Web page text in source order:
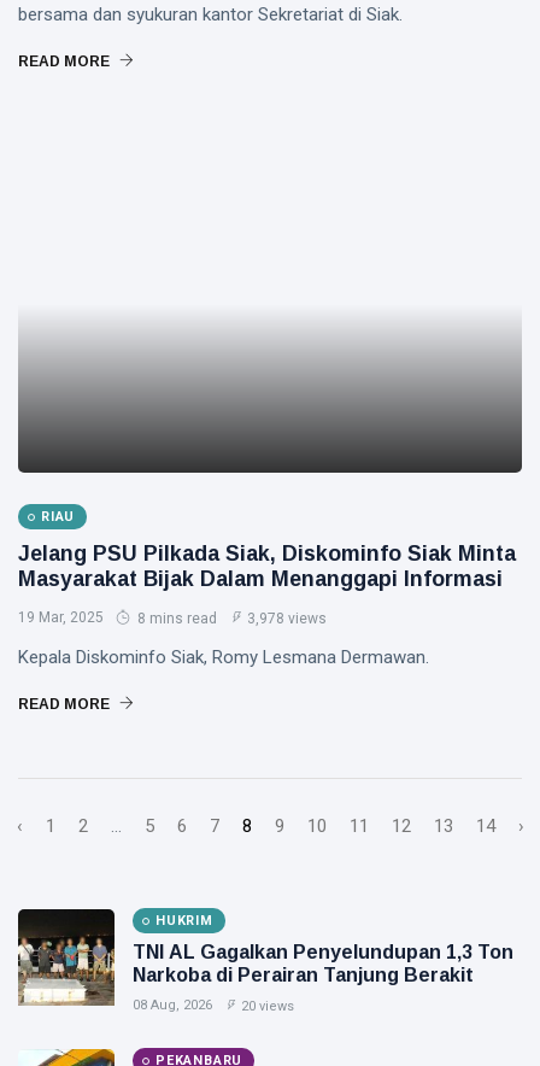
bersama dan syukuran kantor Sekretariat di Siak.
READ MORE
RIAU
Jelang PSU Pilkada Siak, Diskominfo Siak Minta
Masyarakat Bijak Dalam Menanggapi Informasi
19 Mar, 2025 8 mins read 3,978 views
Kepala Diskominfo Siak, Romy Lesmana Dermawan.
READ MORE
‹ 1 2 ... 5 6 7 8 9 10 11 12 13 14 ›
HUKRIM
TNI AL Gagalkan Penyelundupan 1,3 Ton
Narkoba di Perairan Tanjung Berakit
08 Aug, 2026 20 views
PEKANBARU